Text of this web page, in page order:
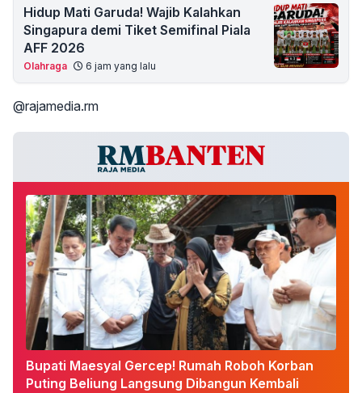
Hidup Mati Garuda! Wajib Kalahkan
Singapura demi Tiket Semifinal Piala
AFF 2026
Olahraga 6 jam yang lalu
@rajamedia.rm
Bupati Maesyal Gercep! Rumah Roboh Korban
Puting Beliung Langsung Dibangun Kembali